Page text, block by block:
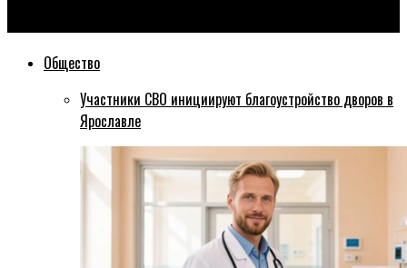
Общество
Участники СВО инициируют благоустройство дворов в
Ярославле